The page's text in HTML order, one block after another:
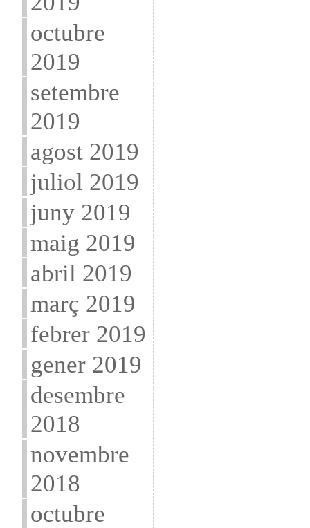
octubre
2019
setembre
2019
agost 2019
juliol 2019
juny 2019
maig 2019
abril 2019
març 2019
febrer 2019
gener 2019
desembre
2018
novembre
2018
octubre